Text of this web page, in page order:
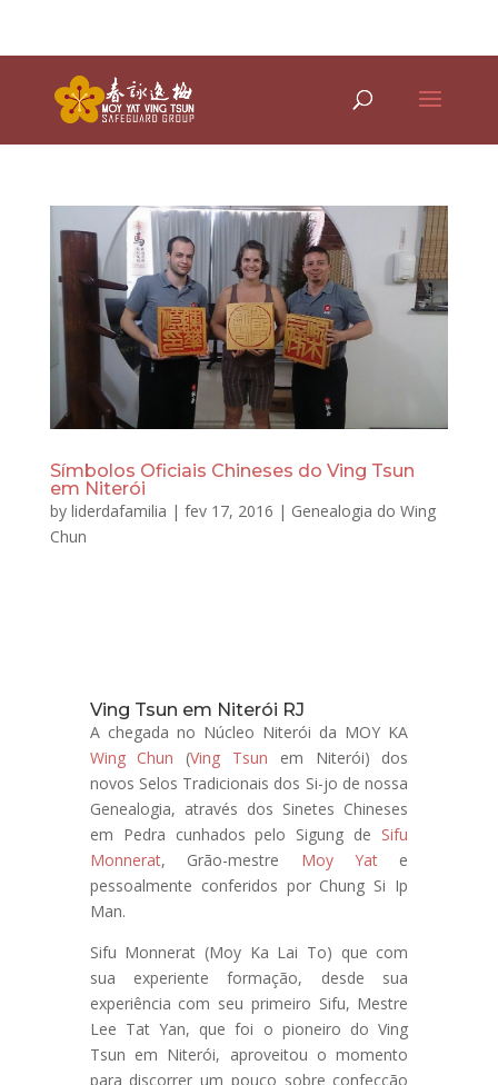
Símbolos Oficiais Chineses do Ving Tsun
em Niterói
by liderdafamilia | fev 17, 2016 | Genealogia do Wing
Chun
Ving Tsun em Niterói RJ
A chegada no Núcleo Niterói da MOY KA
Wing Chun (Ving Tsun em Niterói) dos
novos Selos Tradicionais dos Si-jo de nossa
Genealogia, através dos Sinetes Chineses
em Pedra cunhados pelo Sigung de Sifu
Monnerat, Grão-mestre Moy Yate
pessoalmente conferidos por Chung Si Ip
Man.
Sifu Monnerat (Moy Ka Lai To) que com
sua experiente formação, desde sua
experiência com seu primeiro Sifu, Mestre
Lee Tat Yan, que foi o pioneiro do Ving
Tsun em Niterói, aproveitou o momento
para discorrer um pouco sobre confecção